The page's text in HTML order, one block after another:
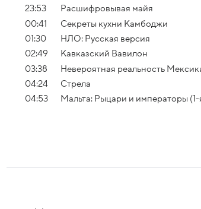
23:53
Расшифровывая майя
00:41
Секреты кухни Камбоджи
01:30
НЛО: Русская версия
02:49
Кавказский Вавилон
03:38
Невероятная реальность
04:24
Стрела
04:53
Мальта: Рыцари и императоры (1-